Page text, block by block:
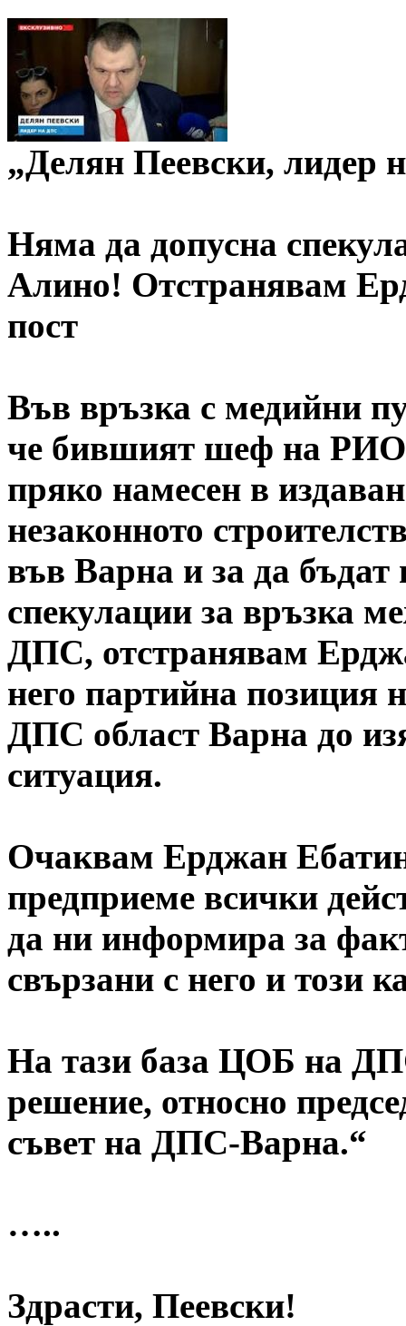
„Делян Пеевски, лидер
Няма да допусна
Алино! Отстранявам
пост
Във връзка с медийни
че бившият шеф на
пряко намесен в
незаконното
във Варна и за да бъдат
спекулации за връзка
ДПС, отстранявам
него партийна позиция
ДПС област Варна до
ситуация.
Очаквам Ерджан
предприеме всички
да ни информира за
свързани с него и този
На тази база ЦОБ на
решение, относно
съвет на ДПС-Варна.“
…..
Здрасти, Пеевски!